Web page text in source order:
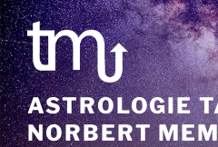
Zum
Inhalt
springen
ASTROLOGIE
NORBERT